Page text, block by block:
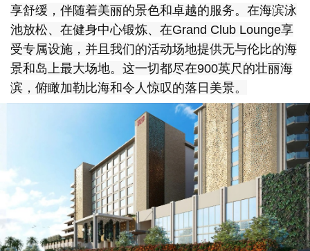
享舒缓，伴随着美丽的景色和卓越的服务。在海滨泳
池放松、在健身中心锻炼、在Grand Club Lounge享
受专属设施，并且我们的活动场地提供无与伦比的海
景和岛上最大场地。这一切都尽在900英尺的壮丽海
滨，俯瞰加勒比海和令人惊叹的落日美景。